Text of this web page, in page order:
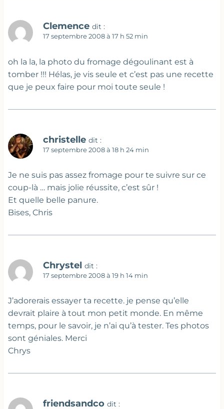
Clemence dit :
17 septembre 2008 à 17 h 52 min
oh la la, la photo du fromage dégoulinant est à
tomber !!! Hélas, je vis seule et c’est pas une recette
que je peux faire pour moi toute seule !
christelle dit :
17 septembre 2008 à 18 h 24 min
Je ne suis pas assez fromage pour te suivre sur ce
coup-là … mais jolie réussite, c’est sûr !
Et quelle belle panure.
Bises, Chris
Chrystel dit :
17 septembre 2008 à 19 h 14 min
J’adorerais essayer ta recette. je pense qu’elle
devrait plaire à tout mon petit monde. En même
temps, pour le savoir, je n’ai qu’à tester. Tes photos
sont géniales. Merci
Chrys
friendsandco dit :